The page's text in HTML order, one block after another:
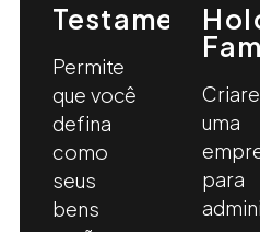
Testamento
Permite
que você
defina
como
seus
bens
uma
para